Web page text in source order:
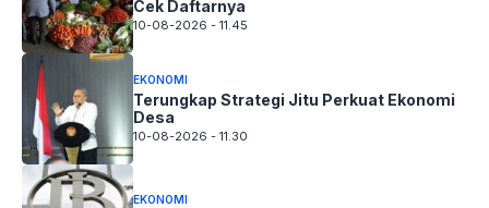
Cek Daftarnya
10-08-2026 - 11.45
EKONOMI
Terungkap Strategi Jitu Perkuat Ekonomi
Desa
10-08-2026 - 11.30
EKONOMI